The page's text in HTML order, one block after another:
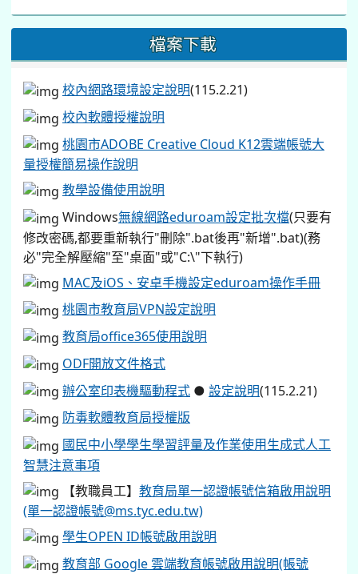
檔案下載
校內網路環境設定說明(115.2.21)
校內軟體授權說明
桃園市ADOBE Creative Cloud K12雲端帳號大
量授權簡易操作說明
教學設備使用說明
Windows無線網路eduroam設定批次檔(只要有
修改密碼,都要重新執行"刪除".bat後再"新增".bat)(務
必"完全解壓縮"至"桌面"或"C:\"下執行)
MAC及iOS、安卓手機設定eduroam操作手冊
桃園市教育局VPN設定說明
教育局office365使用說明
ODF開放文件格式
辦公室印表機驅動程式 ● 設定說明(115.2.21)
防毒軟體教育局授權版
國民中小學學生學習評量及作業使用生成式人工
智慧注意事項
【教職員工】 教育局單一認證帳號信箱啟用說明
(單一認證帳號@ms.tyc.edu.tw)
學生OPEN ID帳號啟用說明
教育部 Google 雲端教育帳號啟用說明(帳號